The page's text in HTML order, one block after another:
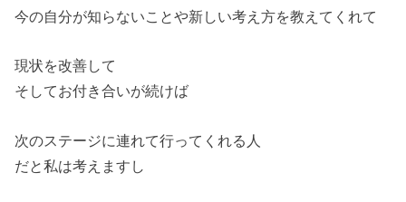
今の自分が知らないことや新しい考え方を教えてくれて
現状を改善して
そしてお付き合いが続けば
次のステージに連れて行ってくれる人
だと私は考えますし